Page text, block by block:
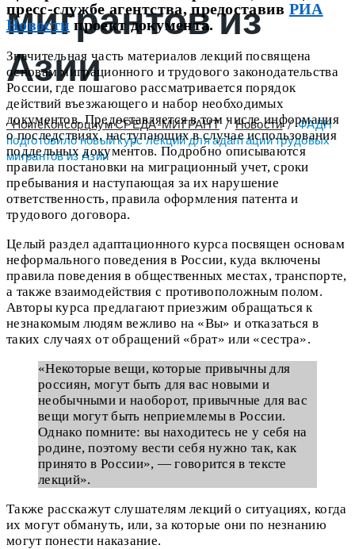
мигрантов из
Азии
HomeКонсорциум СРЕДА-МИГРАНТ/Новости/ФАДН
подготовило новый курс лекций для адаптации трудовых
мигрантов из Азии
пресс-службе агентства, предоставив РИА
Новости проект документа.
Значительная часть материалов лекций посвящена
основам миграционного и трудового законодательства
России, где пошагово рассматривается порядок
действий въезжающего и набор необходимых
документов. Предоставляется в том числе информация
о последствиях, наступающих в случае использования
поддельных документов. Подробно описываются
правила постановки на миграционный учет, сроки
пребывания и наступающая за их нарушение
ответственность, правила оформления патента и
трудового договора.
Целый раздел адаптационного курса посвящен основам
неформального поведения в России, куда включены
правила поведения в общественных местах, транспорте,
а также взаимодействия с противоположным полом.
Авторы курса предлагают приезжим обращаться к
незнакомым людям вежливо на «Вы» и отказаться в
таких случаях от обращений «брат» или «сестра».
«Некоторые вещи, которые привычны для
россиян, могут быть для вас новыми и
необычными и наоборот, привычные для вас
вещи могут быть неприемлемы в России.
Однако помните: вы находитесь не у себя на
родине, поэтому вести себя нужно так, как
принято в России», — говорится в тексте
лекций».
Также расскажут слушателям лекций о ситуациях, когда
их могут обмануть, или, за которые они по незнанию
могут понести наказание.